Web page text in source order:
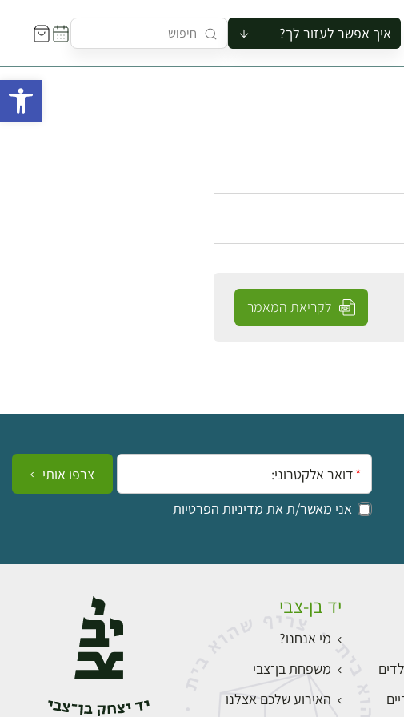
איך אפשר לעזור לך?
להזמין סיור לקבוצה
לקריאת המאמר
אימייל:
אני מאשר/ת את מדיניות הפרטיות
צרפו אותי
יד בן-צבי
מי אנחנו?
משפחת בן־צבי
האירוע שלכם אצלנו